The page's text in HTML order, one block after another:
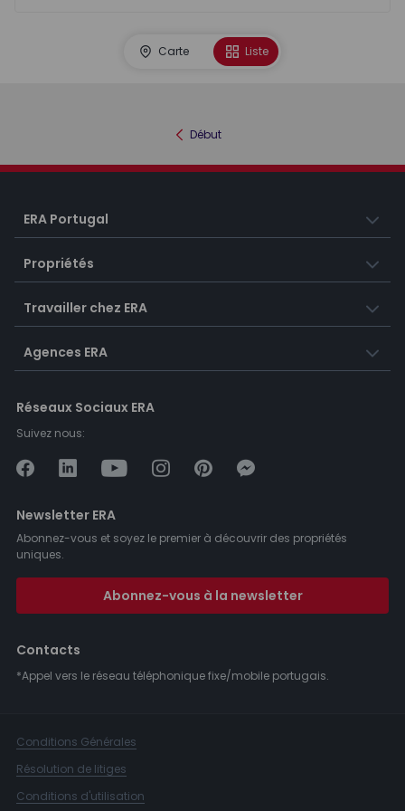
Carte Liste
Début
ERA Portugal
Propriétés
Travailler chez ERA
Agences ERA
Réseaux Sociaux ERA
Suivez nous:
Newsletter ERA
Abonnez-vous et soyez le premier à découvrir des propriétés
uniques.
Abonnez-vous à la newsletter
Contacts
*Appel vers le réseau téléphonique fixe/mobile portugais.
Conditions Générales
Résolution de litiges
Conditions d'utilisation